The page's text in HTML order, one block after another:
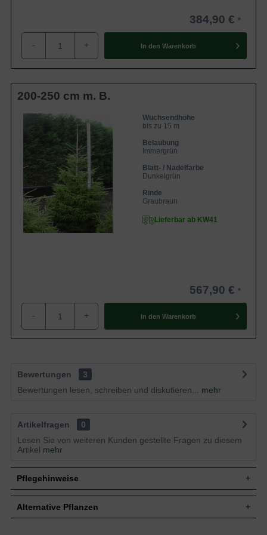
384,90 €
- + In den Warenkorb
200-250 cm m. B.
Wuchsendhöhe
bis zu 15 m
Belaubung
Immergrün
Blatt- / Nadelfarbe
Dunkelgrün
Rinde
Graubraun
Lieferbar ab KW41
567,90 €
- + In den Warenkorb
Bewertungen
3
Bewertungen lesen, schreiben und diskutieren...
mehr
Artikelfragen
0
Lesen Sie von weiteren Kunden gestellte Fragen zu diesem
Artikel mehr
Pflegehinweise
Pflanz- und Pflegetipps Picea orientalis /
Alternative Pflanzen